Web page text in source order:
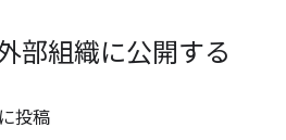
部組織に公開する
に投稿